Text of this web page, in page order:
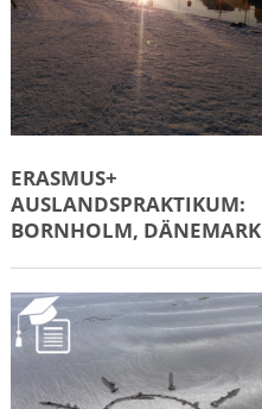
ERASMUS+
AUSLANDSPRAKTIKUM:
BORNHOLM, DÄNEMARK